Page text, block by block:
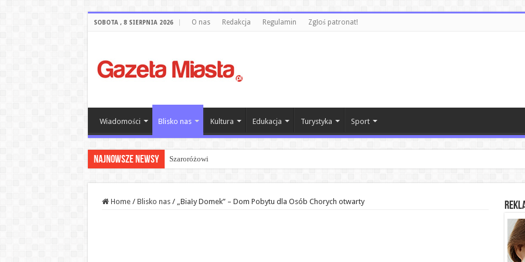
SOBOTA , 8 SIERPNIA 2026 O nas Redakcja Regulamin Zgłoś patronat!
Wiadomości Blisko nas Kultura Edukacja Turystyka Sport
Najnowsze newsy Szaroróżowi
Zrozum etykietę, wybierz świadomie.
Home / Blisko nas / „Biały Domek” – Dom Pobytu dla Osób Chorych otwarty